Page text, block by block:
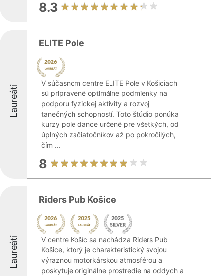
8.3
Laureáti
ELITE Pole
V súčasnom centre ELITE Pole v Košiciach
sú pripravené optimálne podmienky na
podporu fyzickej aktivity a rozvoj
tanečných schopností. Toto štúdio ponúka
kurzy pole dance určené pre všetkých, od
úplných začiatočníkov až po pokročilých,
čím ...
8
Laureáti
Riders Pub Košice
V centre Košíc sa nachádza Riders Pub
Košice, ktorý je charakteristický svojou
výraznou motorkárskou atmosférou a
poskytuje originálne prostredie na oddych a